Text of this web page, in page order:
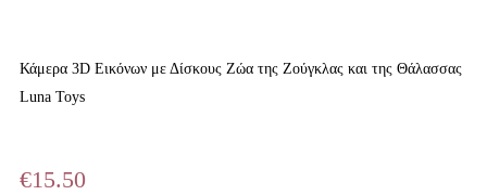
Κάμερα 3D Εικόνων με Δίσκους Ζώα της Ζούγκλας και της Θάλασσας
Luna Toys
€15.50